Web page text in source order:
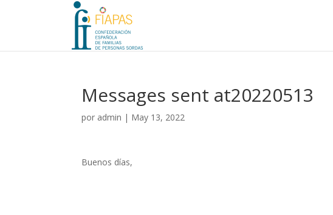
Messages sent at20220513
por admin | May 13, 2022
Buenos días,